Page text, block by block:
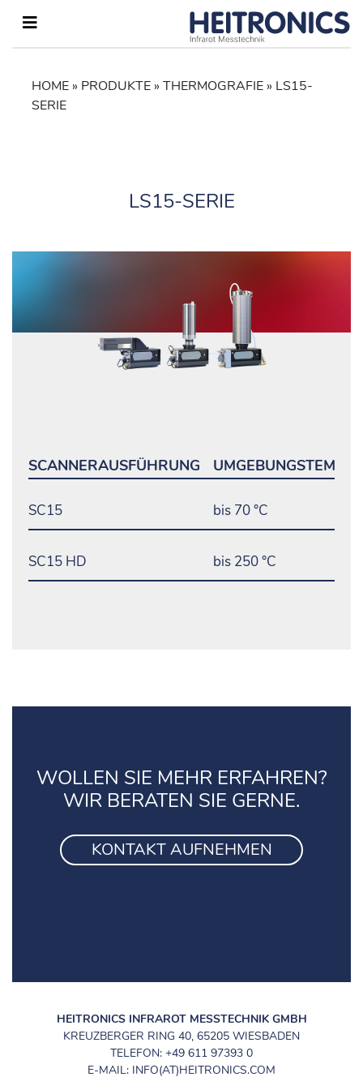
HOME » PRODUKTE » THERMOGRAFIE » LS15-
SERIE
LS15-SERIE
SCANNERAUSFÜHRUNG
SC15 bis 70 °C
SC15 HD bis 250 °C
WOLLEN SIE MEHR ERFAHREN?
WIR BERATEN SIE GERNE.
KONTAKT AUFNEHMEN
HEITRONICS INFRAROT MESSTECHNIK GMBH
KREUZBERGER RING 40, 65205 WIESBADEN
TELEFON: +49 611 97393 0
E-MAIL: INFO(AT)HEITRONICS.COM